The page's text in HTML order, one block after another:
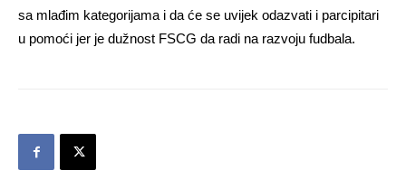
sa mlađim kategorijama i da će se uvijek odazvati i parcipitari
u pomoći jer je dužnost FSCG da radi na razvoju fudbala.